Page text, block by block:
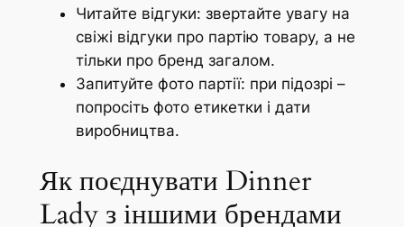
Читайтe відгуки: звертайте увагу на
свіжі відгуки про партію товару, а не
тільки про бренд загалом.
Запитуйте фото партії: при підозрі –
попросіть фото етикетки і дати
виробництва.
Як поєднувати Dinner
Lady з іншими брендами